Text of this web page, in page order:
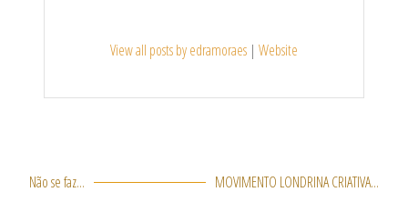
View all posts by edramoraes | Website
N
Não se faz... MOVIMENTO LONDRINA CRIATIVA...